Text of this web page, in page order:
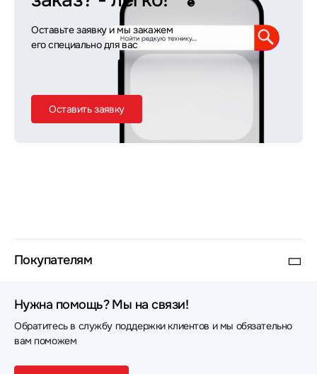
Оставьте заявку и мы закажем
его специально для вас
Оставить заявку
Покупателям
Нужна помощь? Мы на связи!
Обратитесь в службу поддержки клиентов и мы обязательно
вам поможем